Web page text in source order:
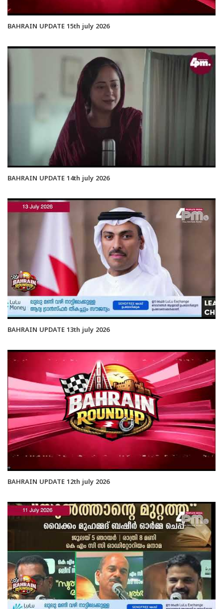
BAHRAIN UPDATE 15th july 2026
BAHRAIN UPDATE 14th july 2026
BAHRAIN UPDATE 13th july 2026
BAHRAIN UPDATE 12th july 2026